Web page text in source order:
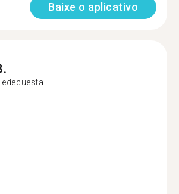
Baixe o aplicativo